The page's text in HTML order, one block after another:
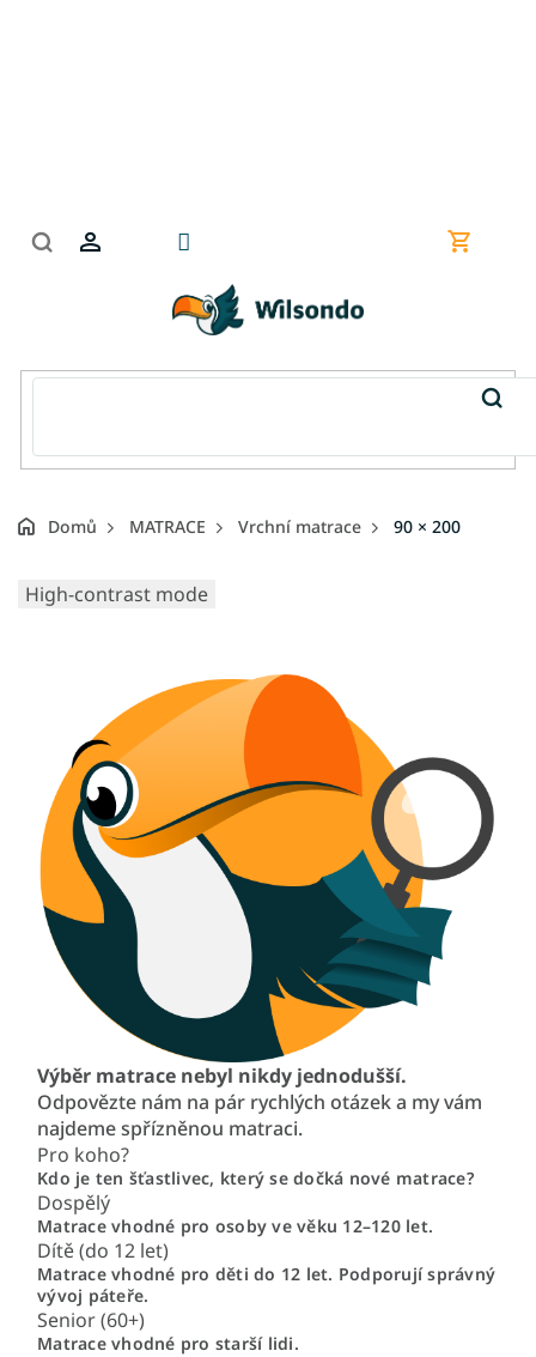
Nákupní
Domů MATRACE Vrchní matrace 90 × 200
High-contrast mode
Výběr matrace nebyl nikdy jednodušší.
Odpovězte nám na pár rychlých otázek a my vám
najdeme spřízněnou matraci.
Pro koho?
Kdo je ten šťastlivec, který se dočká nové matrace?
Dospělý
Matrace vhodné pro osoby ve věku 12–120 let.
Dítě (do 12 let)
Matrace vhodné pro děti do 12 let. Podporují správný
vývoj páteře.
Senior (60+)
Matrace vhodné pro starší lidi.